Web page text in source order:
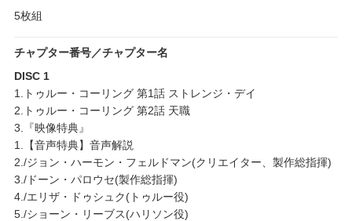
5枚組
チャプター番号／チャプター名
DISC 1
1.トゥルー・コーリング 第1話 ストレンジ・デイ
2.トゥルー・コーリング 第2話 天職
3.『映像特典』
1.【音声特典】音声解説
2./ジョン・ハーモン・フェルドマン(クリエイター、製作総指揮)
3./ドーン・パロウセ(製作総指揮)
4./エリザ・ドゥシュク(トゥルー役)
5./ショーン・リーブス(ハリソン役)